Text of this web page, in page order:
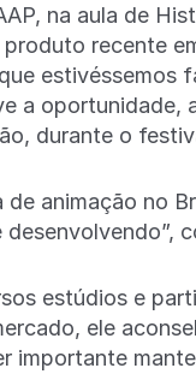
na aula de
recente
estivéssemos
a oportunidade,
durante o
animação no
estúdios e
ele
importante